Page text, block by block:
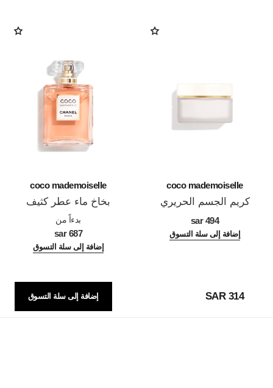
coco mademoiselle
كريم الجسم الحريري
494 sar
إضافة إلى سلة التسوق
coco mademoiselle
بخاخ ماء عطر كثيف
بدءاً من
687 sar
إضافة إلى سلة التسوق
314 SAR إضافة إلى سلة التسوق